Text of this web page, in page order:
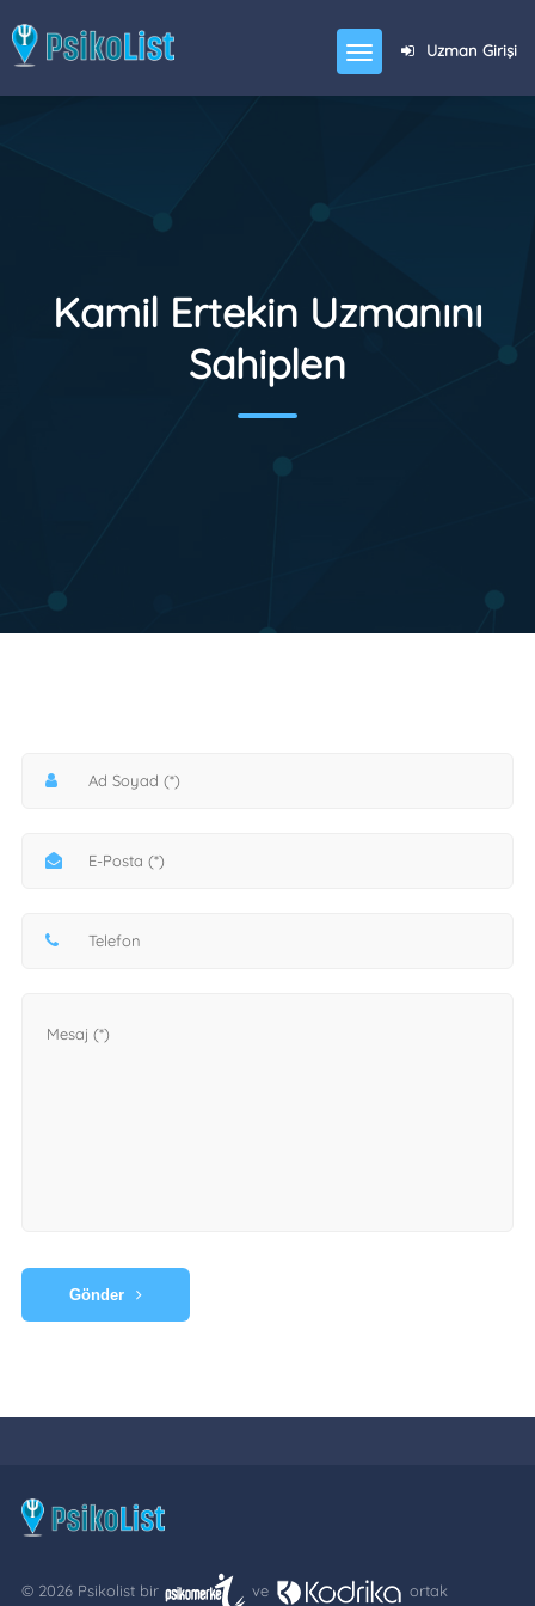
Uzman Girişi
Kamil Ertekin Uzmanını
Sahiplen
Gönder
© 2026 Psikolist bir ve ortak